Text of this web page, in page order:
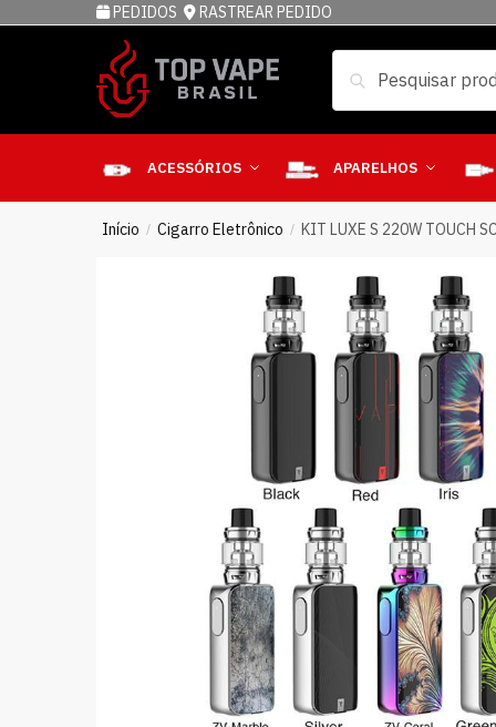
PEDIDOS RASTREAR PEDIDO
ACESSÓRIOS APARELHOS
Início / Cigarro Eletrônico / KIT LUXE S 220W TOUCH